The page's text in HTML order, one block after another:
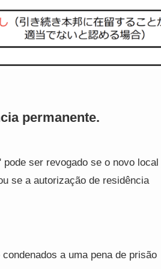
permanente.
ser revogado se o novo local
se a autorização de residência
a uma pena de prisão